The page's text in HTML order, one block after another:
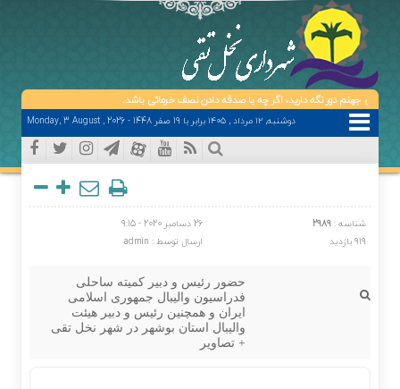
جهنم دور نگه دارید، اگر چه با صدقه دادن نصف خرمائی باشد.
دوشنبه, ۱۲ مرداد , ۱۴۰۵ برابر با 19 صفر 1448 - Monday, 3 August , 2026
شناسه :2989
26 دسامبر 2020 - 9:15
919 بازدید
ارسال توسط : admin
حضور رئیس و دبیر کمیته ساحلی
فدراسیون والیبال جمهوری اسلامی
ایران و همچنین رئیس و دبیر هیئت
والیبال استان بوشهر در شهر نخل تقی
+ تصاویر